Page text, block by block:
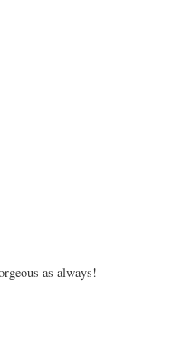
as always!